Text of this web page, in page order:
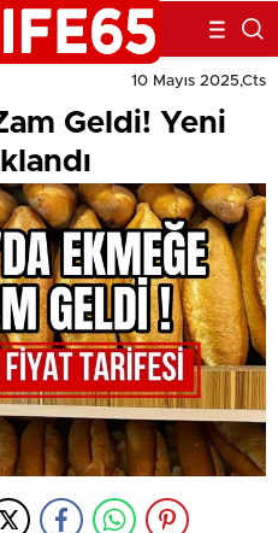
10 Mayıs 2025,Cts
Geldi! Yeni